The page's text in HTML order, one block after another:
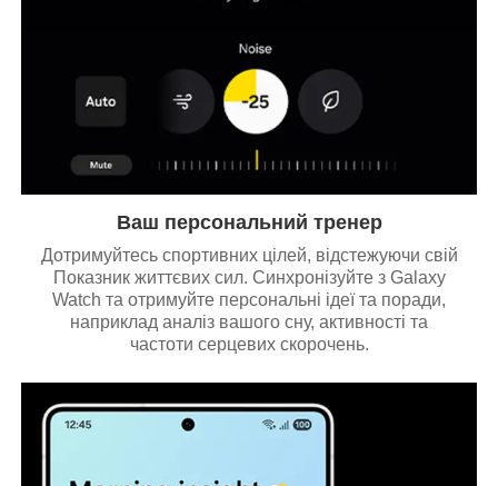
Ваш персональний тренер
Дотримуйтесь спортивних цілей, відстежуючи свій
Показник життєвих сил. Синхронізуйте з Galaxy
Watch та отримуйте персональні ідеї та поради,
наприклад аналіз вашого сну, активності та
частоти серцевих скорочень.